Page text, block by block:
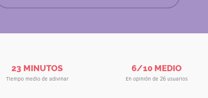
23 MINUTOS
Tiempo medio de adivinar
6/10 MEDIO
En opinión de 26 usuarios